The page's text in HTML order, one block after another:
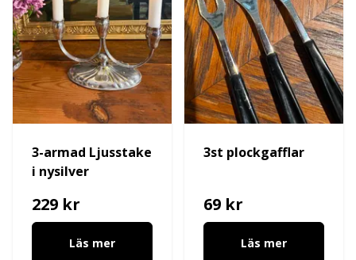
3-armad Ljusstake
i nysilver
229 kr
Läs mer
3st plockgafflar
69 kr
Läs mer